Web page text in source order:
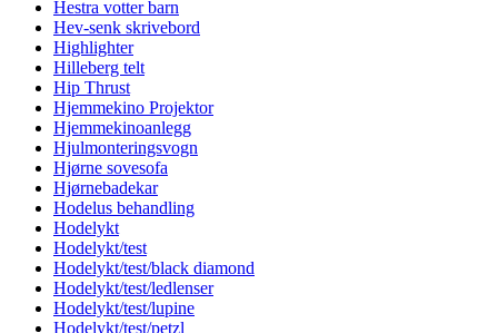
Hestra votter barn
Hev-senk skrivebord
Highlighter
Hilleberg telt
Hip Thrust
Hjemmekino Projektor
Hjemmekinoanlegg
Hjulmonteringsvogn
Hjørne sovesofa
Hjørnebadekar
Hodelus behandling
Hodelykt
Hodelykt/test
Hodelykt/test/black diamond
Hodelykt/test/ledlenser
Hodelykt/test/lupine
Hodelykt/test/petzl